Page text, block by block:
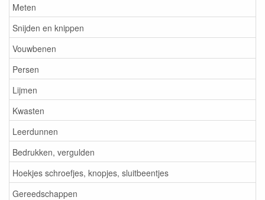
Meten
Snijden en knippen
Vouwbenen
Persen
Lijmen
Kwasten
Leerdunnen
Bedrukken, vergulden
Hoekjes schroefjes, knopjes, sluitbeentjes
Gereedschappen